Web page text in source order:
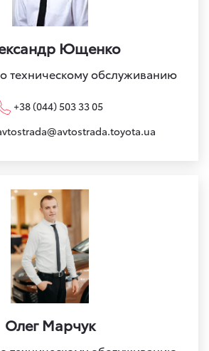
Ющенко
техническому обслуживанию
+38 (044) 503 33 05
Олег Марчук